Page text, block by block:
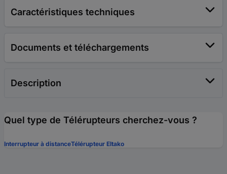
Caractéristiques techniques
Documents et téléchargements
Description
Quel type de Télérupteurs cherchez-vous ?
Interrupteur à distanceTélérupteur Eltako